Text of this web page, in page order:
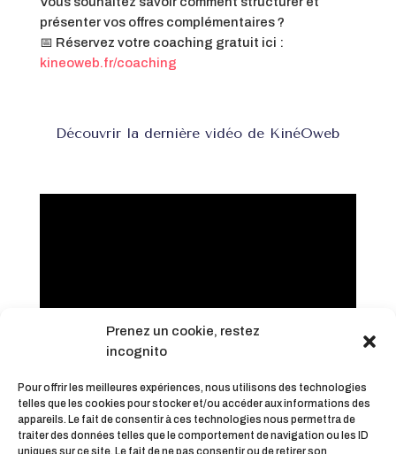
Prenez un cookie, restez
incognito
Pour offrir les meilleures expériences, nous utilisons des technologies
telles que les cookies pour stocker et/ou accéder aux informations des
appareils. Le fait de consentir à ces technologies nous permettra de
traiter des données telles que le comportement de navigation ou les ID
uniques sur ce site. Le fait de ne pas consentir ou de retirer son
présenter vos offres complémentaires ?
📅 Réservez votre coaching gratuit ici :
kineoweb.fr/coaching
Découvrir la dernière vidéo de KinéOweb